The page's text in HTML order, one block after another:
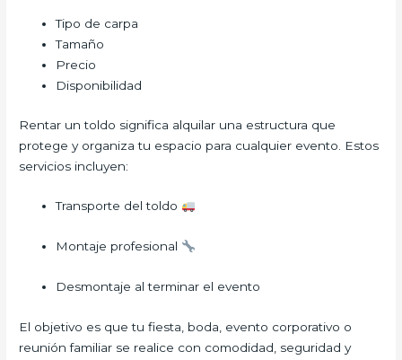
Tipo de carpa
Tamaño
Precio
Disponibilidad
Rentar un toldo significa alquilar una estructura que
protege y organiza tu espacio para cualquier evento. Estos
servicios incluyen:
Transporte del toldo
Montaje profesional
Desmontaje al terminar el evento
El objetivo es que tu fiesta, boda, evento corporativo o
reunión familiar se realice con comodidad, seguridad y